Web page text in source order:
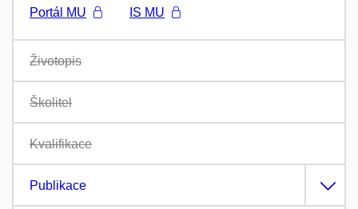
Portál MU
IS MU
Životopis
Školitel
Kvalifikace
Publikace